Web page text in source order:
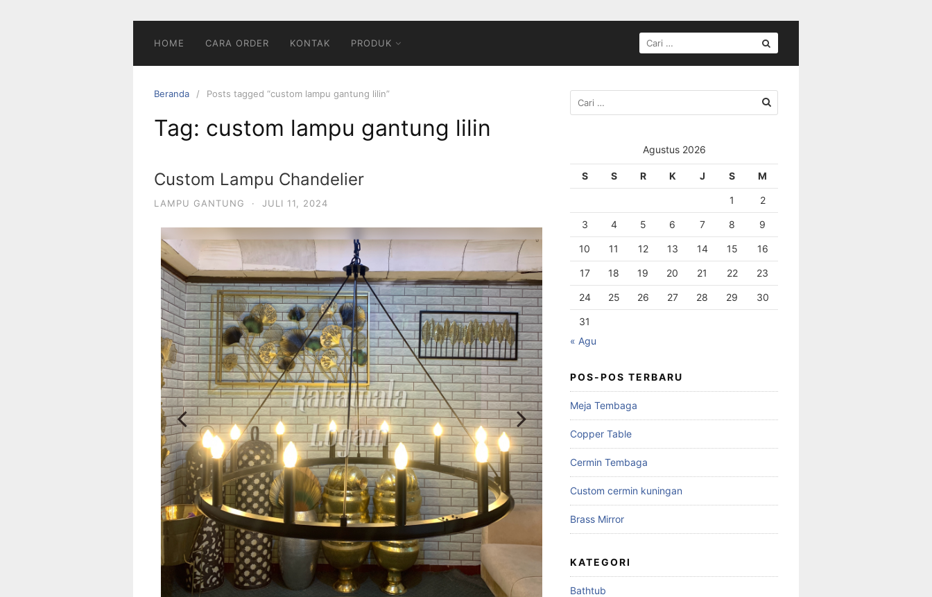
HOME CARA ORDER KONTAK PRODUK
Beranda Posts tagged “custom lampu gantung lilin”
Tag: custom lampu gantung lilin
Custom Lampu Chandelier
LAMPU GANTUNG · JULI 11, 2024
Agustus 2026
S S R K J S M
1 2
3 4 5 6 7 8 9
10 11 12 13 14 15 16
17 18 19 20 21 22 23
24 25 26 27 28 29 30
31
« Agu
POS-POS TERBARU
Meja Tembaga
Copper Table
Cermin Tembaga
Custom cermin kuningan
Brass Mirror
KATEGORI
Bathtub